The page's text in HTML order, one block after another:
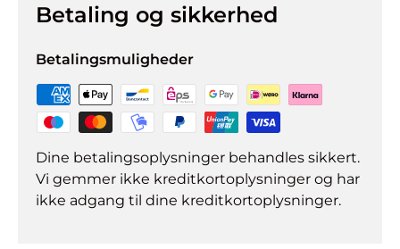
Betaling og sikkerhed
Betalingsmuligheder
Dine betalingsoplysninger behandles sikkert.
Vi gemmer ikke kreditkortoplysninger og har
ikke adgang til dine kreditkortoplysninger.